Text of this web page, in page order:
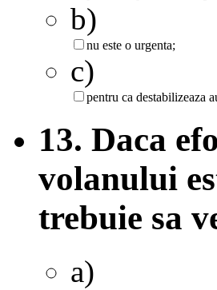
b)
nu este o urgenta;
c)
pentru ca destabilizeaza
13. Daca
volanului
trebuie sa
a)